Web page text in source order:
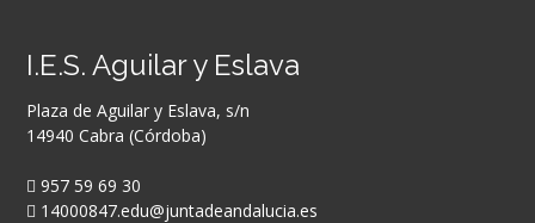
I.E.S. Aguilar y Eslava
Plaza de Aguilar y Eslava, s/n
14940 Cabra (Córdoba)
957 59 69 30
14000847.edu@juntadeandalucia.es